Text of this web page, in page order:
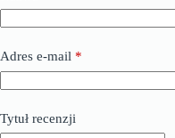
Adres e-mail *
Tytuł recenzji